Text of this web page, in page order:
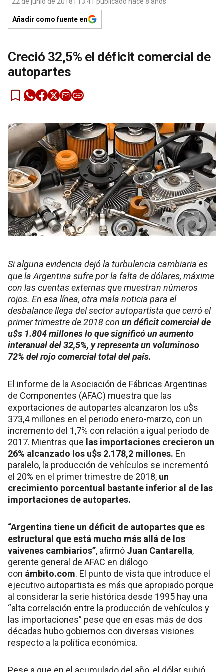
Añadir como fuente en
Creció 32,5% el déficit comercial de
autopartes
Si alguna evidencia dejó la turbulencia cambiaria es
que la Argentina sufre por la falta de dólares, máxime
con las cuentas externas que muestran números
rojos. En esa línea, otra mala noticia para el
desbalance llega del sector autopartista que cerró el
primer trimestre de 2018 con un déficit comercial de
u$s 1.804 millones lo que significó un aumento
interanual del 32,5%, y representa un voluminoso
72% del rojo comercial total del país.
El informe de la Asociación de Fábricas Argentinas
de Componentes (AFAC) muestra que las
exportaciones de autopartes alcanzaron los u$s
373,4 millones en el periodo enero-marzo, con un
incremento del 1,7% con relación a igual período de
2017. Mientras que las importaciones crecieron un
26% alcanzado los u$s 2.178,2 millones. En
paralelo, la producción de vehículos se incrementó
el 20% en el primer trimestre de 2018, un
crecimiento porcentual bastante inferior al de las
importaciones de autopartes.
“Argentina tiene un déficit de autopartes que es
estructural que está mucho más allá de los
vaivenes cambiarios”, afirmó Juan Cantarella,
gerente general de AFAC en diálogo
con ámbito.com. El punto de vista que introduce el
ejecutivo autopartista es más que apropiado porque
al considerar la serie histórica desde 1995 hay una
“alta correlación entre la producción de vehículos y
las importaciones” pese que en esas más de dos
décadas hubo gobiernos con diversas visiones
respecto a la política económica.